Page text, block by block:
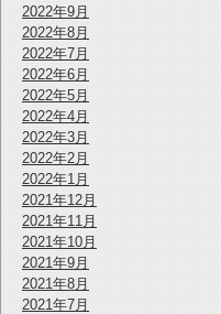
2022年9月
2022年8月
2022年7月
2022年6月
2022年5月
2022年4月
2022年3月
2022年2月
2022年1月
2021年12月
2021年11月
2021年10月
2021年9月
2021年8月
2021年7月